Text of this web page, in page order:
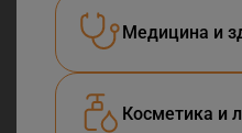
Медицина и
Косметика и